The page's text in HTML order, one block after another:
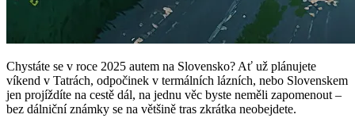
Chystáte se v roce 2025 autem na Slovensko? Ať už plánujete
víkend v Tatrách, odpočinek v termálních lázních, nebo Slovenskem
jen projíždíte na cestě dál, na jednu věc byste neměli zapomenout –
bez dálniční známky se na většině tras zkrátka neobejdete.